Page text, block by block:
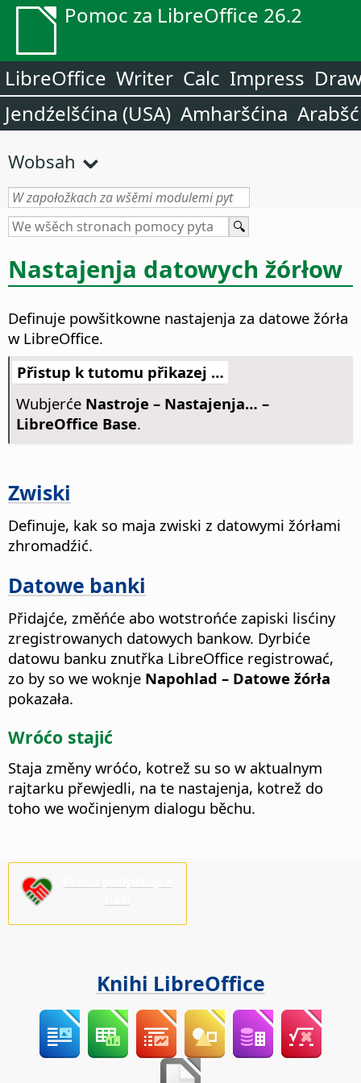
Pomoc za LibreOffice 26.2
LibreOffice Writer Calc Impress
Jendźelšćina (USA) Amharšćina
Wobsah
Nastajenja datowych žórłow
Definuje powšitkowne nastajenja za datowe žórła
w LibreOffice.
Přistup k tutomu přikazej …
Wubjerće Nastroje – Nastajenja… –
LibreOffice Base.
Zwiski
Definuje, kak so maja zwiski z datowymi žórłami
zhromadźić.
Datowe banki
Přidajće, změńće abo wotstrońće zapiski lisćiny
zregistrowanych datowych bankow. Dyrbiće
datowu banku znutřka LibreOffice registrować,
zo by so we woknje Napohlad – Datowe žórła
pokazała.
Wróćo stajić
Staja změny wróćo, kotrež su so w aktualnym
rajtarku přewjedli, na te nastajenja, kotrež do
toho we wočinjenym dialogu běchu.
Knihi LibreOffice